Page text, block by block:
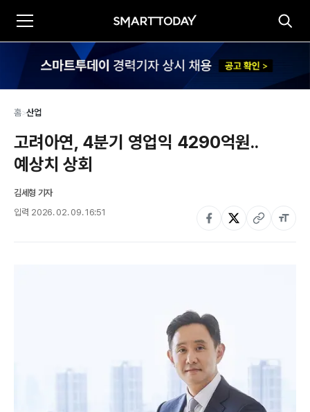
홈>산업
고려아연, 4분기 영업익 4290억원..
예상치 상회
김세형 기자
입력 2026. 02. 09. 16:51